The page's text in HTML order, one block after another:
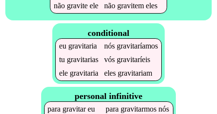
não graviteele não gravitemeles
conditional
eu gravitaria nós gravitaríamos
tu gravitarias vós gravitaríeis
ele gravitaria eles gravitariam
personal infinitive
para gravitareu para gravitarmos nós